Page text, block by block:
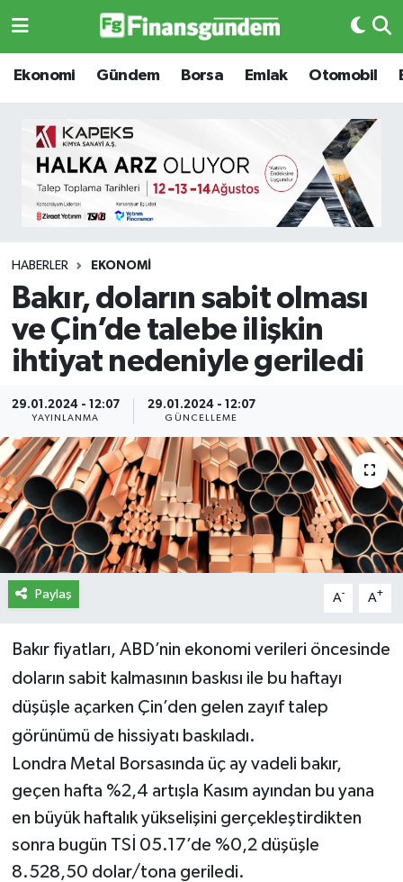
Ekonomi Gündem Borsa Emlak Otomobil
HABERLER EKONOMI
Bakır, doların sabit olması
ve Çin’de talebe ilişkin
ihtiyat nedeniyle geriledi
29.01.2024 - 12:07
YAYINLANMA
29.01.2024 - 12:07
GÜNCELLEME
Paylaş A- A+
Bakır fiyatları, ABD’nin ekonomi verileri öncesinde
doların sabit kalmasının baskısı ile bu haftayı
düşüşle açarken Çin’den gelen zayıf talep
görünümü de hissiyatı baskıladı.
Londra Metal Borsasında üç ay vadeli bakır,
geçen hafta %2,4 artışla Kasım ayından bu yana
en büyük haftalık yükselişini gerçekleştirdikten
sonra bugün TSİ 05.17’de %0,2 düşüşle
8.528,50 dolar/tona geriledi.
Ekonomi
Borsa
Emlak
Otomobil
Gizlilik Sözleşmesi
İletişim
Künye
Yasal Uyarı
Ekonomi
Borsa
Emlak
Emtia
BITCOIN